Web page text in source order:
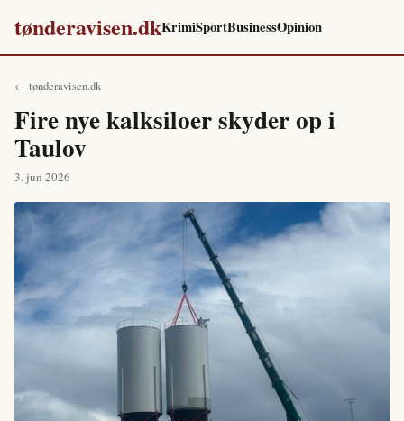
tønderavisen.dkKrimiSportBusinessOpinion
← tønderavisen.dk
Fire nye kalksiloer skyder op i
Taulov
3. jun 2026